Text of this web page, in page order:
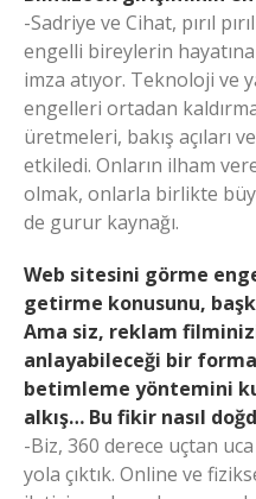
-Sadriye ve Cihat, pırıl
engelli bireylerin
imza atıyor. Teknoloji ve
engelleri ortadan
üretmeleri, bakış açıları
etkiledi. Onların ilham
olmak, onlarla birlikte
de gurur kaynağı.
Web sitesini görme
getirme konusunu,
Ama siz, reklam
anlayabileceği bir
betimleme yöntemini
alkış… Bu fikir nasıl
-Biz, 360 derece uçtan
yola çıktık. Online ve